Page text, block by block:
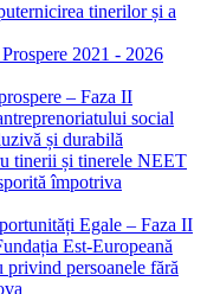
tinerilor și a
2021 - 2026
– Faza II
social
și durabilă
tinerii și tinerele NEET
împotriva
Egale – Faza II
Est-Europeană
persoanele fără